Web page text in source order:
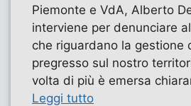
Piemonte e VdA, Alberto
interviene per denunciare
che riguardano la gestione
pregresso sul nostro
volta di più è emersa
Leggi tutto